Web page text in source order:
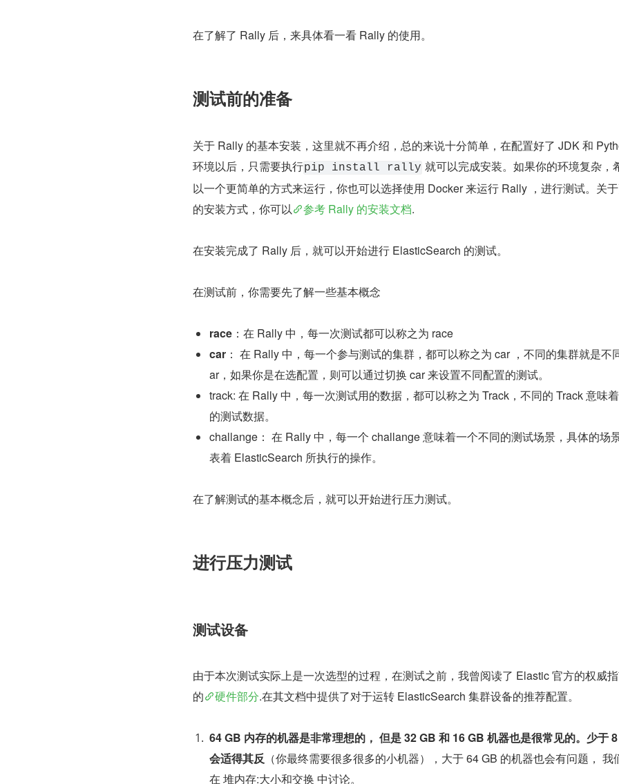
在了解了 Rally 后，来具体看一看 Rally 的使用。
测试前的准备
关于 Rally 的基本安装，这里就不再介绍，总的来说十分简单，在配置好了 JDK 和
环境以后，只需要执行pip install rally 就可以完成安装。如果你的环境复杂，
以一个更简单的方式来运行，你也可以选择使用 Docker 来运行 Rally ，进行测试。关
的安装方式，你可以
参考 Rally 的安装文档.
在安装完成了 Rally 后，就可以开始进行 ElasticSearch 的测试。
在测试前，你需要先了解一些基本概念
race ：在 Rally 中，每一次测试都可以称之为 race
car ： 在 Rally 中，每一个参与测试的集群，都可以称之为 car ，不同的集群就是不
ar，如果你是在选配置，则可以通过切换 car 来设置不同配置的测试。
track: 在 Rally 中，每一次测试用的数据，都可以称之为 Track，不同的 Track 意味
的测试数据。
challange： 在 Rally 中，每一个 challange 意味着一个不同的测试场景，具体的场
表着 ElasticSearch 所执行的操作。
在了解测试的基本概念后，就可以开始进行压力测试。
进行压力测试
测试设备
由于本次测试实际上是一次选型的过程，在测试之前，我曾阅读了 Elastic 官方的权威
的
硬件部分.在其文档中提供了对于运转 ElasticSearch 集群设备的推荐配置。
64 GB 内存的机器是非常理想的， 但是 32 GB 和 16 GB 机器也是很常见的。少于
会适得其反 （你最终需要很多很多的小机器），大于 64 GB 的机器也会有问题， 我
在 堆内存:大小和交换 中讨论。